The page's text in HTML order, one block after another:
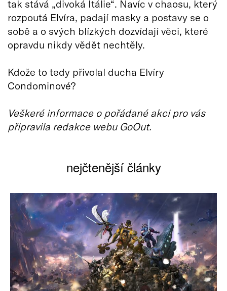
tak stává „divoká Itálie“. Navíc v chaosu, který
rozpoutá Elvíra, padají masky a postavy se o
sobě a o svých blízkých dozvídají věci, které
opravdu nikdy vědět nechtěly.
Kdože to tedy přivolal ducha Elvíry
Condominové?
Veškeré informace o pořádané akci pro vás
připravila redakce webu GoOut.
nejčtenější články